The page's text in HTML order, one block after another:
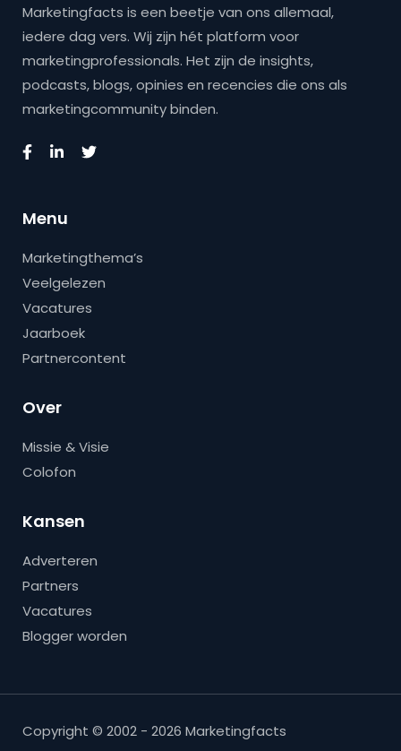
Marketingfacts is een beetje van ons allemaal,
iedere dag vers. Wij zijn hét platform voor
marketingprofessionals. Het zijn de insights,
podcasts, blogs, opinies en recencies die ons als
marketingcommunity binden.
Menu
Marketingthema’s
Veelgelezen
Vacatures
Jaarboek
Partnercontent
Over
Missie & Visie
Colofon
Kansen
Adverteren
Partners
Vacatures
Blogger worden
Copyright © 2002 - 2026 Marketingfacts